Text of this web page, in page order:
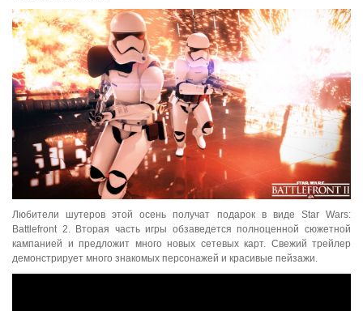
Любители шутеров этой осень получат подарок в виде Star Wars:
Battlefront 2. Вторая часть игры обзаведется полноценной сюжетной
кампанией и предложит много новых сетевых карт. Свежий трейлер
демонстрирует много знакомых персонажей и красивые пейзажи.